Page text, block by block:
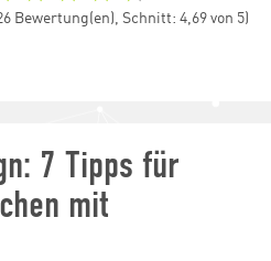
Bewertung(en), Schnitt: 4,69 von 5)
7 Tipps für
mit